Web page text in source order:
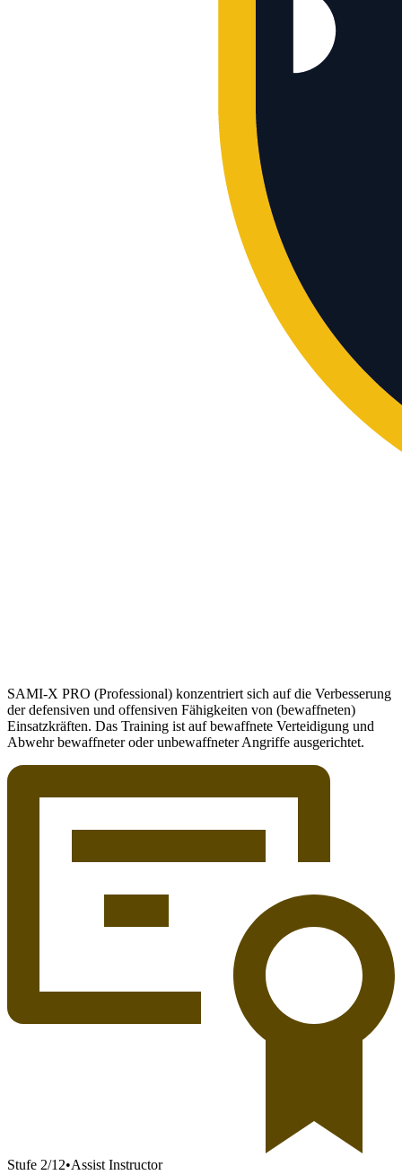
SAMI-X PRO (Professional) konzentriert sich auf die Verbesserung
der defensiven und offensiven Fähigkeiten von (bewaffneten)
Einsatzkräften. Das Training ist auf bewaffnete Verteidigung und
Abwehr bewaffneter oder unbewaffneter Angriffe ausgerichtet.
Stufe 2/12•Assist Instructor